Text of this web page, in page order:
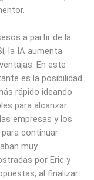
a partir de la
la IA aumenta
En este
es la posibilidad
rápido ideando
para alcanzar
empresas y los
continuar
muy
por Eric y
al finalizar